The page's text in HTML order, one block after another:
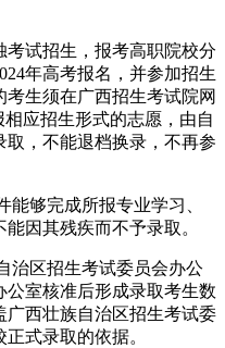
试招生，报考高职院校分
年高考报名，并参加招生
生须在广西招生考试院网
应招生形式的志愿，由自
，不能退档换录，不再参
能够完成所报专业学习、
因其残疾而不予录取。
治区招生考试委员会办公
室核准后形成录取考生数
西壮族自治区招生考试委
式录取的依据。